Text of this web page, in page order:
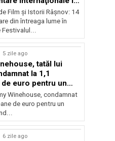
Film şi Istorii Râşnov: 14
din întreaga lume în
5 zile ago
tatăl lui
la 1,1
euro pentru un
Winehouse, condamnat
de euro pentru un
6 zile ago